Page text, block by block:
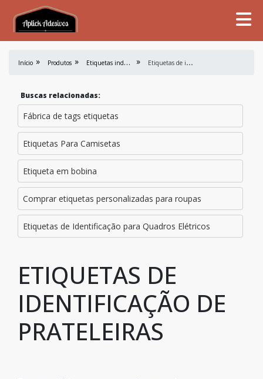
Início Produtos E
tiquetas industriais E
tiquetas de identificação de prateleiras
Buscas relacionadas:
Fábrica de tags etiquetas
Etiquetas Para Camisetas
Etiqueta em bobina
Comprar etiquetas personalizadas para roupas
Etiquetas de Identificação para Quadros Elétricos
ETIQUETAS DE
IDENTIFICAÇÃO DE
PRATELEIRAS